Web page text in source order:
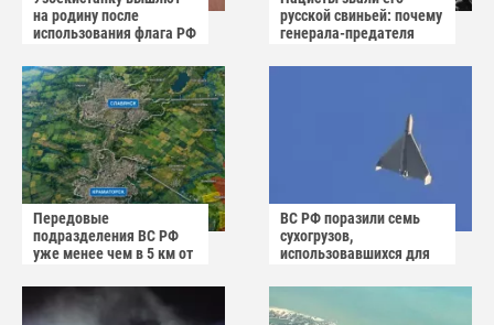
на родину после
использования флага РФ
русской свиньей: почему
генерала-предателя
публичного суда
Передовые
подразделения ВС РФ
уже менее чем в 5 км от
Славянска
ВС РФ поразили семь
сухогрузов,
использовавшихся для